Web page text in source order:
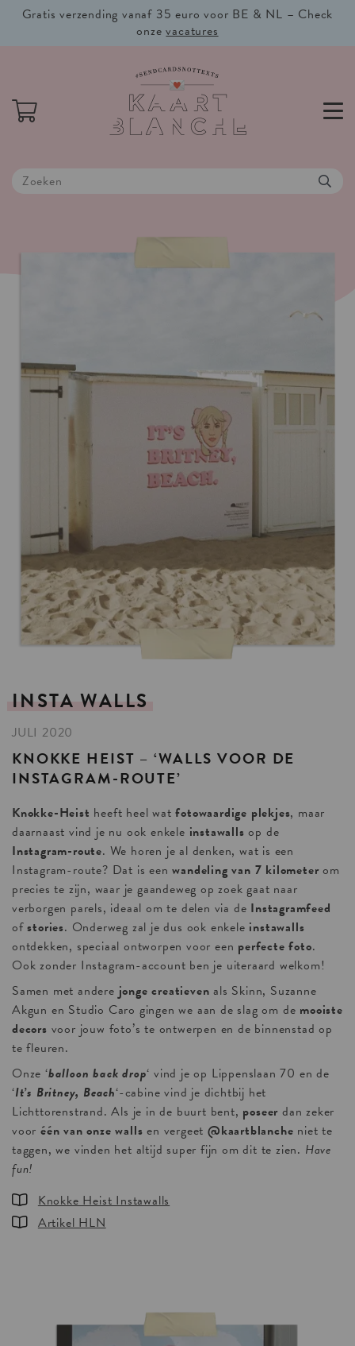
Gratis verzending vanaf 35 euro voor BE & NL – Check
onzevacatures
INSTA WALLS
JULI 2020
KNOKKE HEIST – ‘WALLS VOOR DE
INSTAGRAM-ROUTE’
Knokke-Heist heeft heel watfotowaardige plekjes, maar
daarnaast vind je nu ook enkele instawalls op de
Instagram-route. We horen je al denken, wat is een
Instagram-route? Dat is eenwandeling van 7 kilometerom
precies te zijn, waar je gaandeweg op zoek gaat naar
verborgen parels, ideaal om te delen via de Instagramfeed
ofstories. Onderweg zal je dus ook enkele instawalls
ontdekken, speciaal ontworpen voor een perfecte foto.
Ook zonder Instagram-account ben je uiteraard welkom!
Samen met andere jonge creatieven als Skinn, Suzanne
Akgun en Studio Caro gingen we aan de slag om de mooiste
decors voor jouw foto’s te ontwerpen en de binnenstad op
te fleuren.
Onze ‘balloon back drop‘ vind je op Lippenslaan 70 en de
‘It’s Britney, Beach‘-cabine vind je dichtbij het
Lichttorenstrand. Als je in de buurt bent, poseer dan zeker
voor één van onze walls en vergeet@kaartblanche niet te
taggen, we vinden het altijd super fijn om dit te zien. Have
fun!
Knokke Heist Instawalls
Artikel HLN